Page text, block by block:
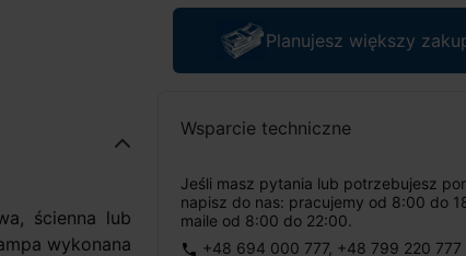
Planujesz większy
Wsparcie techniczne
Jeśli masz pytania lub potrzebujesz
napisz do nas: pracujemy od 8:00 do
maile od 8:00 do 22:00.
phone +48 694 000 777, +48 799 220 777
ścienna lub
wykonana